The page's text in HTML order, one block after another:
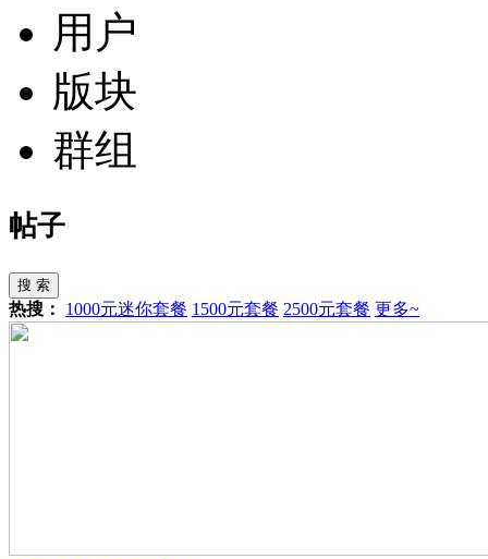
用户
版块
群组
帖子
搜 索
热搜： 1000元迷你套餐 1500元套餐 2500元套餐 更多~